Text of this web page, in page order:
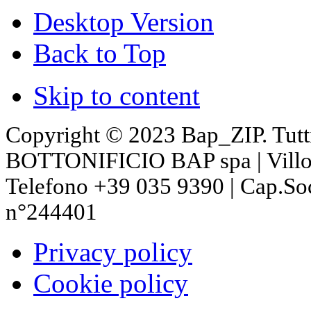
Desktop Version
Back to Top
Skip to content
Copyright © 2023 Bap_ZIP.
BOTTONIFICIO BAP spa |
Telefono +39 035 9390 |
n°244401
Privacy policy
Cookie policy